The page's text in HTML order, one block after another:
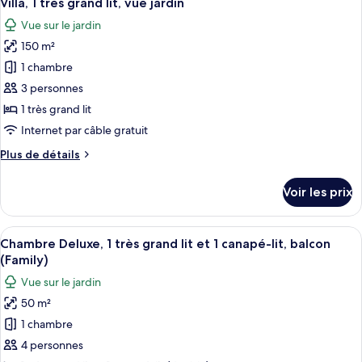
vue
mer
Villa,
très
grand
lit,
vue
mer
toutes
les
photos
pour
ce
type
de
chambre :
Villa,
grand
lit,
vue
jardin
Vue sur le jardin
150 m²
1 chambre
3 personnes
1 très grand lit
Internet par câble gratuit
Plus de détails
Plus
le
type
de
chambre
Villa,
très
grand
lit,
vue
Voir les prix
Afficher
toutes
les
photos
pour
ce
type
Une chambre d’hôtel moderne
13
Chambre Deluxe, 1 très grand lit et 1 canapé-lit, balcon
(Family)
Vue sur le jardin
50 m²
1 chambre
4 personnes